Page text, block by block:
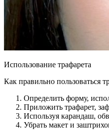
Использование трафарета
Как правильно пользоваться
Определить форму,
Приложить трафарет,
Используя карандаш,
Убрать макет и